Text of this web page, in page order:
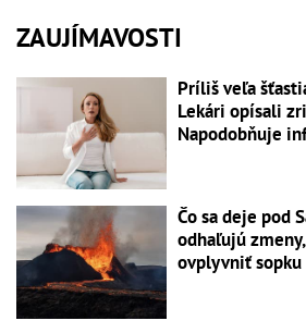
ZAUJÍMAVOSTI
Príliš veľa
Lekári opísali
Napodobňuje
Čo sa deje pod
odhaľujú
ovplyvniť sopku